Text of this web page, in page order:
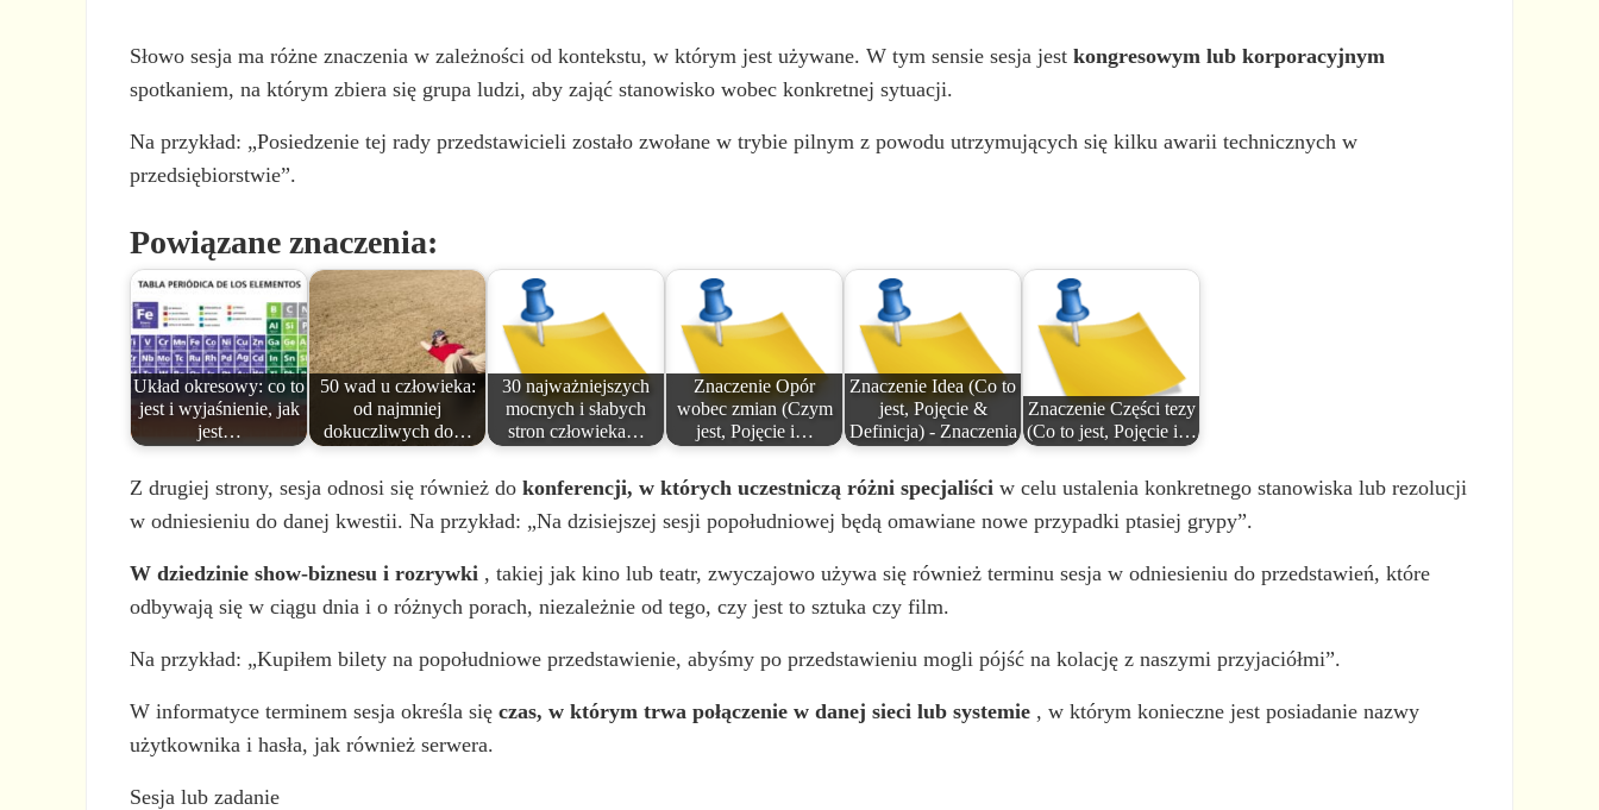
o
Słowo sesja ma różne znaczenia w zależności od kontekstu, w którym jest używane. W tym sensie sesja jestkongresowym lub korporacyjnym
spotkaniem, na którym zbiera się grupa ludzi, aby zająć stanowisko wobec konkretnej sytuacji.
Na przykład: „Posiedzenie tej rady przedstawicieli zostało zwołane w trybie pilnym z powodu utrzymujących się kilku awarii technicznych w
przedsiębiorstwie”.
Powiązane znaczenia:
Układ okresowy: co to
jest i wyjaśnienie, jak
jest…
50 wad u człowieka:
od najmniej
dokuczliwych do…
30 najważniejszych
mocnych i słabych
stron człowieka…
Znaczenie Opór
wobec zmian (Czym
jest, Pojęcie i…
Znaczenie Idea (Co to
jest, Pojęcie &
Definicja) - Znaczenia
Znaczenie Części tezy
(Co to jest, Pojęcie i…
Z drugiej strony, sesja odnosi się również dokonferencji, w których uczestniczą różni specjaliści w celu ustalenia konkretnego stanowiska lub rezolucji
w odniesieniu do danej kwestii. Na przykład: „Na dzisiejszej sesji popołudniowej będą omawiane nowe przypadki ptasiej grypy”.
W dziedzinie show-biznesu i rozrywki , takiej jak kino lub teatr, zwyczajowo używa się również terminu sesja w odniesieniu do przedstawień, które
odbywają się w ciągu dnia i o różnych porach, niezależnie od tego, czy jest to sztuka czy film.
Na przykład: „Kupiłem bilety na popołudniowe przedstawienie, abyśmy po przedstawieniu mogli pójść na kolację z naszymi przyjaciółmi”.
W informatyce terminem sesja określa sięczas, w którym trwa połączenie w danej sieci lub systemie , w którym konieczne jest posiadanie nazwy
użytkownika i hasła, jak również serwera.
Sesja lub zadanie